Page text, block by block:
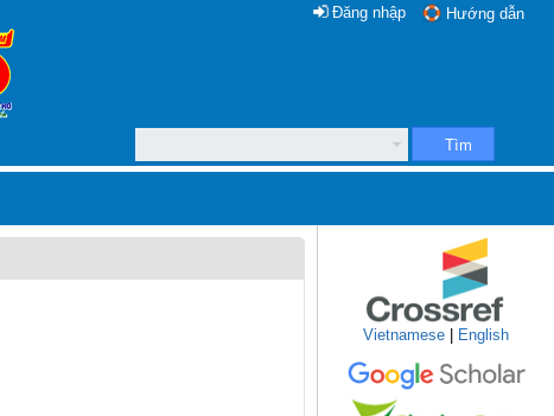
Hướng dẫn
Đăng nhập
Tìm
Vietnamese English